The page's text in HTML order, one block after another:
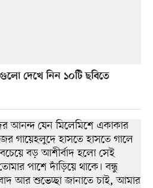
দেখে নিন ১০টি ছবিতে